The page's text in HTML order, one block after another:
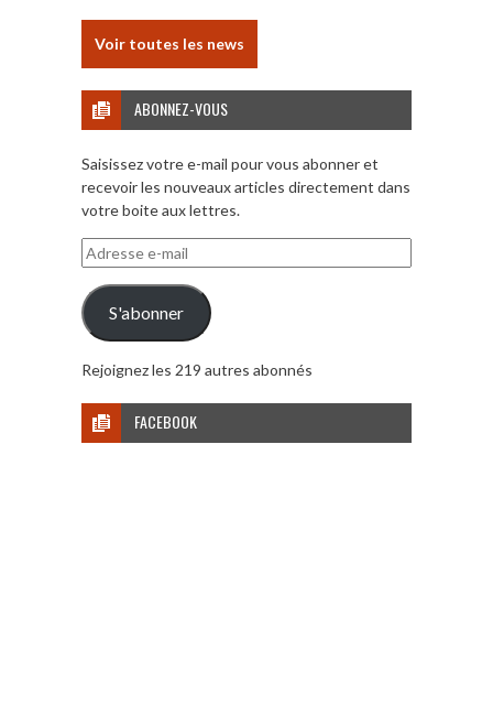
Voir toutes les news
ABONNEZ-VOUS
Saisissez votre e-mail pour vous abonner et
recevoir les nouveaux articles directement dans
votre boite aux lettres.
Adresse
e-
mail
S'abonner
Rejoignez les 219 autres abonnés
FACEBOOK